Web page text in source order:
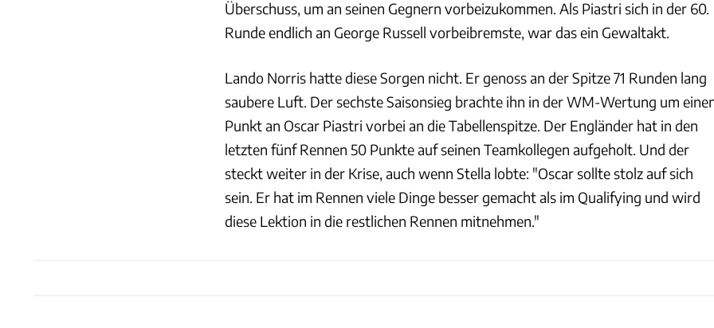
Überschuss, um an seinen Gegnern vorbeizukommen. Als Piastri sich in der 60.
Runde endlich an George Russell vorbeibremste, war das ein Gewaltakt.
Lando Norris hatte diese Sorgen nicht. Er genoss an der Spitze 71 Runden lang
saubere Luft. Der sechste Saisonsieg brachte ihn in der WM-Wertung um
Punkt an Oscar Piastri vorbei an die Tabellenspitze. Der Engländer hat in den
letzten fünf Rennen 50 Punkte auf seinen Teamkollegen aufgeholt. Und der
steckt weiter in der Krise, auch wenn Stella lobte: "Oscar sollte stolz auf sich
sein. Er hat im Rennen viele Dinge besser gemacht als im Qualifying und wird
diese Lektion in die restlichen Rennen mitnehmen."